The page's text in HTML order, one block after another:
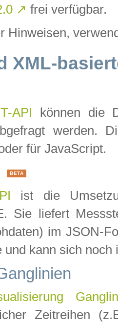
↗ frei verfügbar.
Hinweisen,
XML-
API können die
werden.
für JavaScript.
BETA
ist die
Sie liefert
im JSON-
und kann sich noch
Zeitreihen